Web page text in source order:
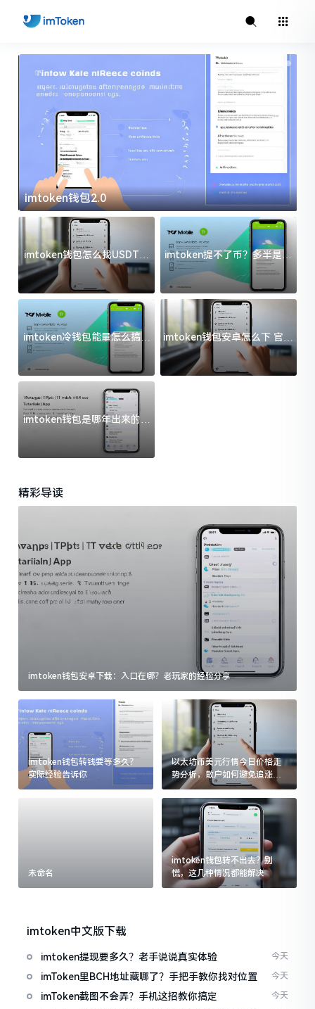
imtoken钱包2.0
imtoken钱包怎么找USDT地
址？三步搞定不踩坑
imtoken提不了币？多半是这
几件事没处理好
imtoken冷钱包能量怎么搞？
过来人告诉你门道
imtoken钱包安卓怎么下 官方
渠道避坑指南
imtoken钱包是哪年出来的？
一文给你说清楚
精彩导读
imtoken钱包安卓下载：入口在哪？老玩家的经验分享
imtoken钱包转钱要等多久？
实际经验告诉你
以太坊币美元行情今日价格走
势分析，散户如何避免追涨杀
跌被套牢
未命名
imtoken钱包转不出去？别
慌，这几种情况都能解决
imtoken中文版下载
imtoken提现要多久？老手说说真实体验 今天
imToken里BCH地址藏哪了？手把手教你找对位置 今天
imToken截图不会弄？手机这招教你搞定 今天